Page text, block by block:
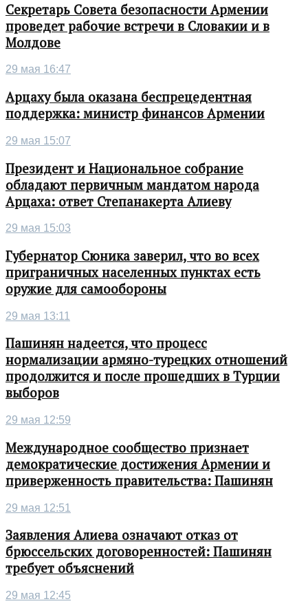
Секретарь Совета безопасности Армении
проведет рабочие встречи в Словакии и в
Молдове
29 мая 16:47
Арцаху была оказана беспрецедентная
поддержка: министр финансов Армении
29 мая 15:07
Президент и Национальное собрание
обладают первичным мандатом народа
Арцаха: ответ Степанакерта Алиеву
29 мая 15:03
Губернатор Сюника заверил, что во всех
приграничных населенных пунктах есть
оружие для самообороны
29 мая 13:11
Пашинян надеется, что процесс
нормализации армяно-турецких отношений
продолжится и после прошедших в Турции
выборов
29 мая 12:59
Международное сообщество признает
демократические достижения Армении и
приверженность правительства: Пашинян
29 мая 12:51
Заявления Алиева означают отказ от
брюссельских договоренностей: Пашинян
требует объяснений
29 мая 12:45